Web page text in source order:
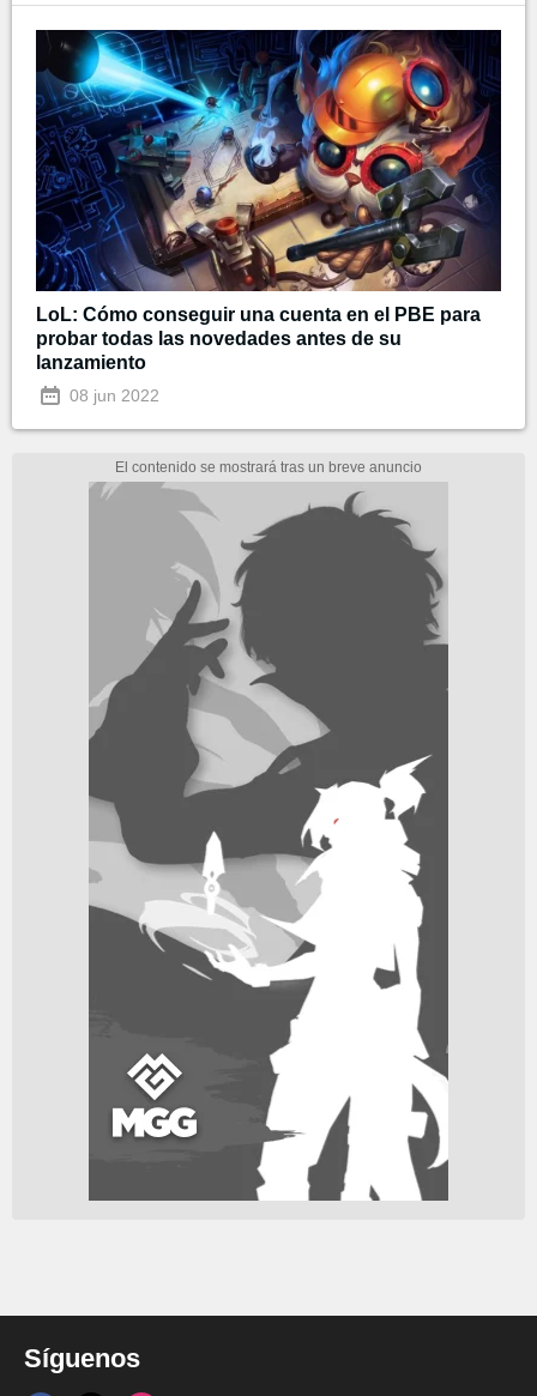
LoL: Cómo conseguir una cuenta en el PBE para
probar todas las novedades antes de su
lanzamiento
08 jun 2022
Síguenos